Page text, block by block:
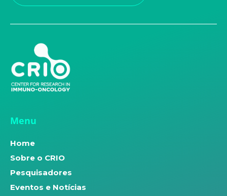
Menu
Home
Sobre o CRIO
Pesquisadores
Eventos e Notícias